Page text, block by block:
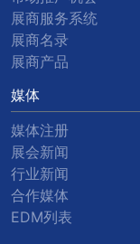
展商服务系统
展商名录
展商产品
媒体
媒体注册
展会新闻
行业新闻
合作媒体
EDM列表